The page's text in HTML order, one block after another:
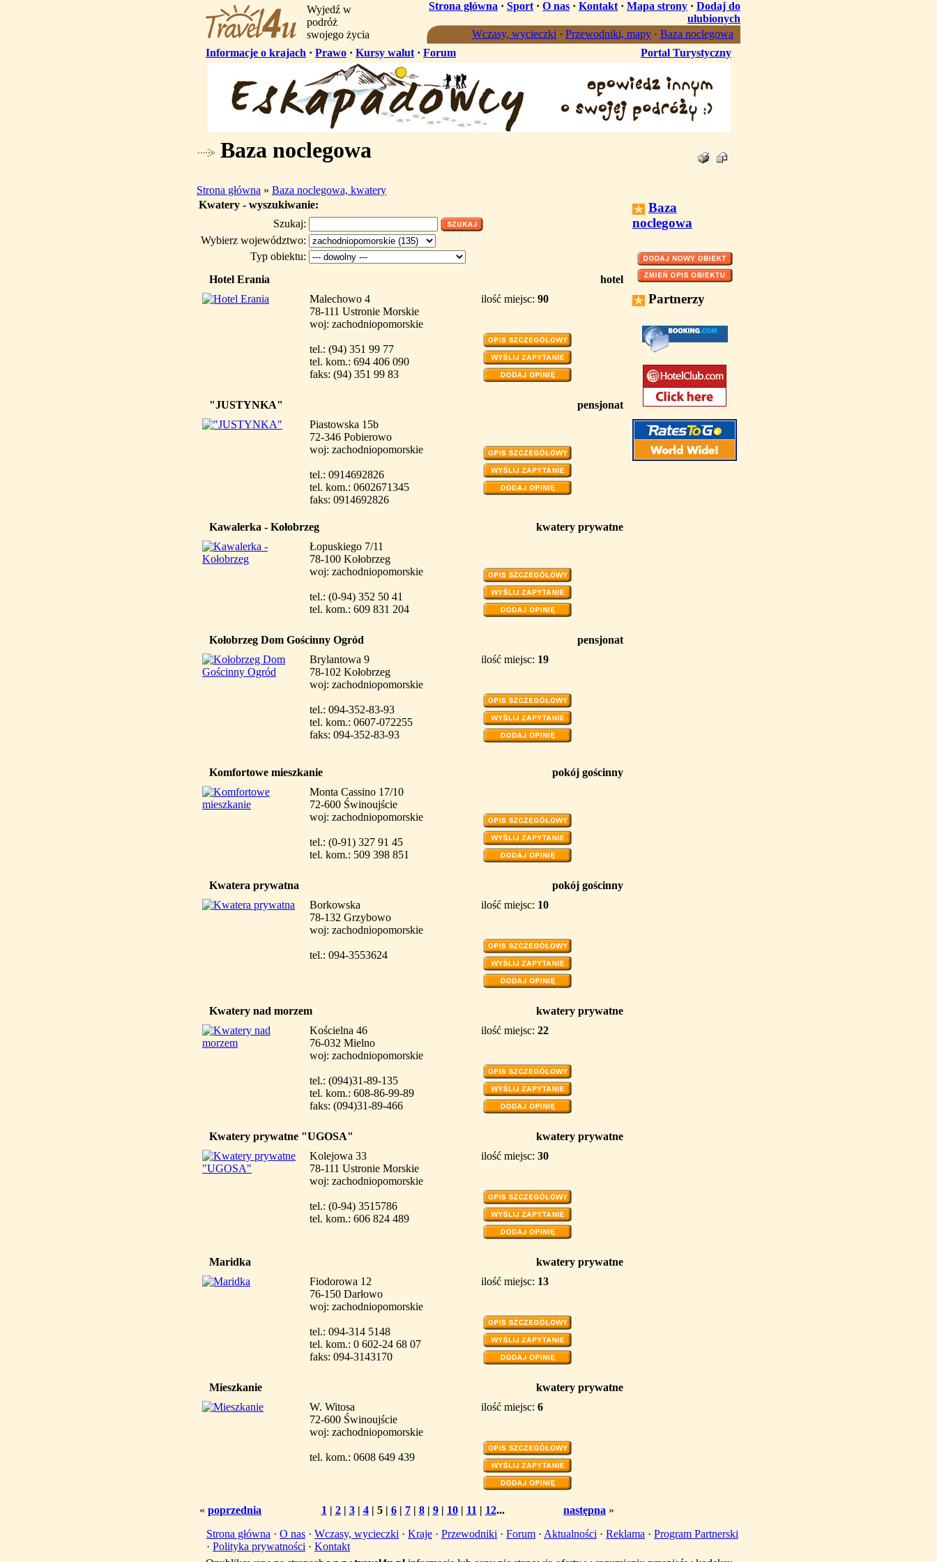
Wyjedź w
podróż
swojego życia
Strona główna · Sport · O nas · Kontakt · Mapa strony · Dodaj do
ulubionych
Wczasy, wycieczki · Przewodniki, mapy · Baza noclegowa
Informacje o krajach · Prawo · Kursy walut · Forum Portal Turystyczny
Baza noclegowa
Strona główna » Baza noclegowa, kwatery
Kwatery - wyszukiwanie:
Szukaj:
Wybierz województwo:
Typ obiektu:
Hotel Erania
hotel
Malechowo 4
78-111 Ustronie Morskie
woj: zachodniopomorskie
tel.: (94) 351 99 77
tel. kom.: 694 406 090
faks: (94) 351 99 83
ilość miejsc: 90
"JUSTYNKA"
pensjonat
Piastowska 15b
72-346 Pobierowo
woj: zachodniopomorskie
tel.: 0914692826
tel. kom.: 0602671345
faks: 0914692826
Kawalerka - Kołobrzeg
kwatery prywatne
Łopuskiego 7/11
78-100 Kołobrzeg
woj: zachodniopomorskie
tel.: (0-94) 352 50 41
tel. kom.: 609 831 204
Kołobrzeg Dom Gościnny Ogród
pensjonat
Brylantowa 9
78-102 Kołobrzeg
woj: zachodniopomorskie
tel.: 094-352-83-93
tel. kom.: 0607-072255
faks: 094-352-83-93
ilość miejsc: 19
Komfortowe mieszkanie
pokój gościnny
Monta Cassino 17/10
72-600 Świnoujście
woj: zachodniopomorskie
tel.: (0-91) 327 91 45
tel. kom.: 509 398 851
Kwatera prywatna
pokój gościnny
Borkowska
78-132 Grzybowo
woj: zachodniopomorskie
tel.: 094-3553624
ilość miejsc: 10
Kwatery nad morzem
kwatery prywatne
Kościelna 46
76-032 Mielno
woj: zachodniopomorskie
tel.: (094)31-89-135
tel. kom.: 608-86-99-89
faks: (094)31-89-466
ilość miejsc: 22
Kwatery prywatne "UGOSA"
kwatery prywatne
Kolejowa 33
78-111 Ustronie Morskie
woj: zachodniopomorskie
tel.: (0-94) 3515786
tel. kom.: 606 824 489
ilość miejsc: 30
Maridka
kwatery prywatne
Fiodorowa 12
76-150 Darłowo
woj: zachodniopomorskie
tel.: 094-314 5148
tel. kom.: 0 602-24 68 07
faks: 094-3143170
ilość miejsc: 13
Mieszkanie
kwatery prywatne
W. Witosa
72-600 Świnoujście
woj: zachodniopomorskie
tel. kom.: 0608 649 439
ilość miejsc: 6
« poprzednia 1 | 2| 3| 4| 5| 6| 7| 8| 9| 10| 11 | 12... następna »
Baza
noclegowa
Partnerzy
Strona główna · O nas · Wczasy, wycieczki · Kraje · Przewodniki · Forum · Aktualności · Reklama · Program Partnerski
· Polityka prywatności · Kontakt